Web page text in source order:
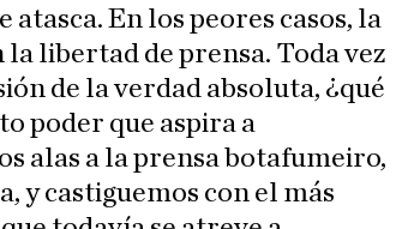
atasca. En los peores casos, la
libertad de prensa. Toda vez
de la verdad absoluta, ¿qué
poder que aspira a
alas a la prensa botafumeiro,
y castiguemos con el más